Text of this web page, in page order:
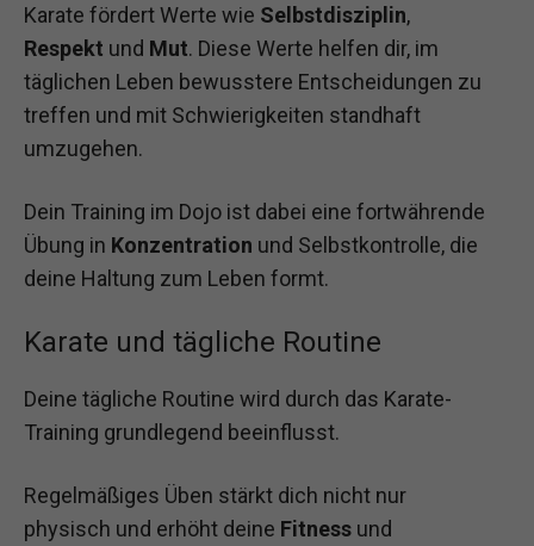
Karate fördert Werte wie Selbstdisziplin,
Respekt und Mut. Diese Werte helfen dir, im
täglichen Leben bewusstere Entscheidungen zu
treffen und mit Schwierigkeiten standhaft
umzugehen.
Dein Training im Dojo ist dabei eine fortwährende
Übung in Konzentration und Selbstkontrolle, die
deine Haltung zum Leben formt.
Karate und tägliche Routine
Deine tägliche Routine wird durch das Karate-
Training grundlegend beeinflusst.
Regelmäßiges Üben stärkt dich nicht nur
physisch und erhöht deine Fitness und